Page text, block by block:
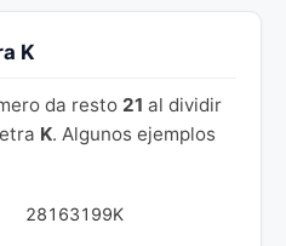
K
da resto 21 al dividir
K. Algunos ejemplos
28163199K